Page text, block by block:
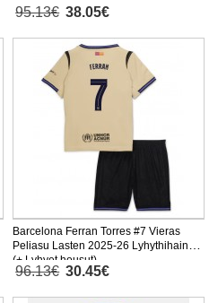
95.13€ 38.05€
Barcelona Ferran Torres #7 Vieras
Peliasu Lasten 2025-26 Lyhythihainen
(+ Lyhyet housut)
96.13€ 30.45€